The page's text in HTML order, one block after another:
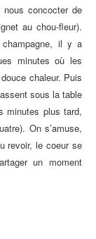
concocter de
au chou-fleur).
il y a
minutes où les
e chaleur. Puis
sous la table
minutes plus tard,
On s’amuse,
revoir, le coeur se
un moment